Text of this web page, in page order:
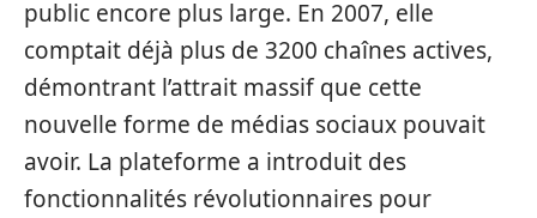
public encore plus large. En 2007, elle
comptait déjà plus de 3200 chaînes actives,
démontrant l’attrait massif que cette
nouvelle forme de médias sociaux pouvait
avoir. La plateforme a introduit des
fonctionnalités révolutionnaires pour